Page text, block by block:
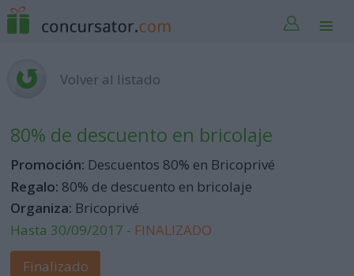
Volver al listado
80% de descuento en bricolaje
Promoción: Descuentos 80% en Bricoprivé
Regalo: 80% de descuento en bricolaje
Organiza: Bricoprivé
Hasta 30/09/2017 - FINALIZADO
Finalizado